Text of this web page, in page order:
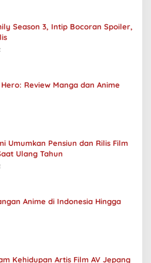
Season 3, Intip Bocoran Spoiler,
Review Manga dan Anime
Umumkan Pensiun dan Rilis Film
Ulang Tahun
Anime di Indonesia Hingga
Kehidupan Artis Film AV Jepang